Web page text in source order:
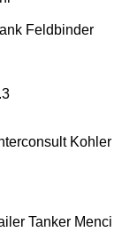
Feldbinder
Kohler
Tanker Menci